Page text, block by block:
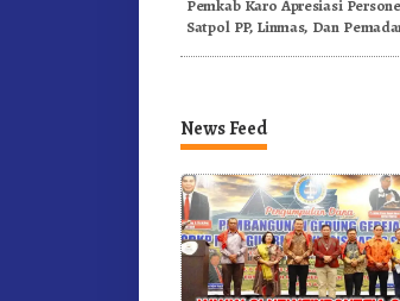
Pemkab Karo Apresiasi
Satpol PP, Linmas, Dan
News Feed